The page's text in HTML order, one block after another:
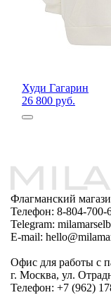
Худи Гагарин
26 800 руб.
Флагманский
Телефон: 8-804-700-
Telegram:
E-mail:
Офис для работы с
г. Москва, ул.
Телефон: +7 (962)